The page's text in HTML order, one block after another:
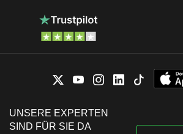
UNSERE EXPERTEN
SIND FÜR SIE DA